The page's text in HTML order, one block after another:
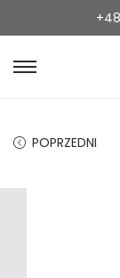
POPRZEDNI